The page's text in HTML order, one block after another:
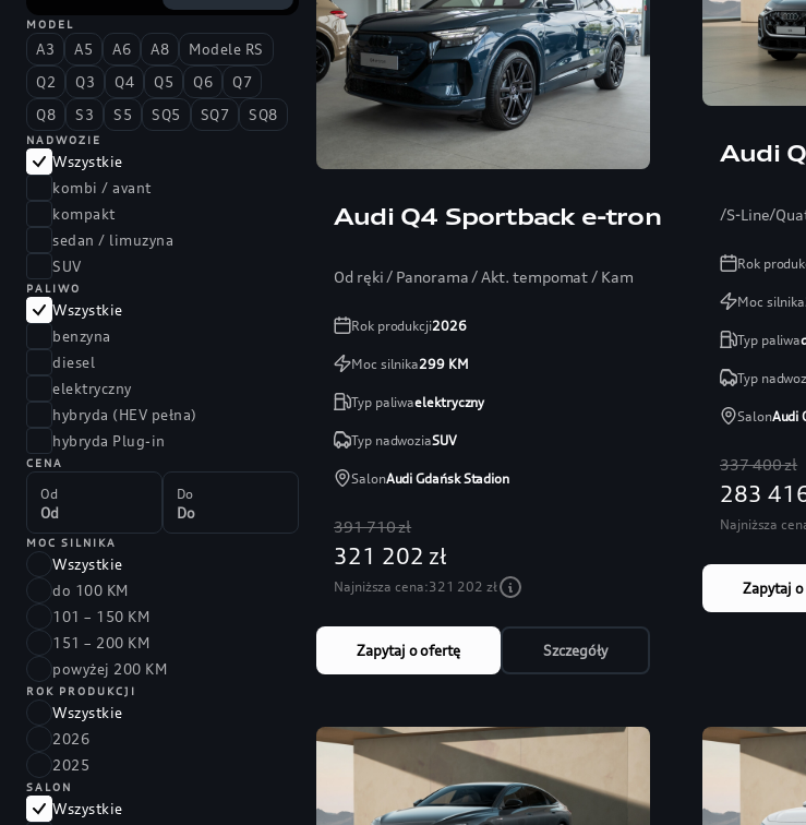
MODEL
A3 A5 A6 A8
Modele RS
Q2
Q3 Q4 Q5 Q6
Q7
Q8
S3 S5 SQ5 SQ7 SQ8
NADWOZIE
Wszystkie
kombi / avant
kompakt
sedan / limuzyna
SUV
PALIWO
Wszystkie
benzyna
diesel
elektryczny
hybryda (HEV pełna)
hybryda Plug-in
CENA
Od Do
MOC SILNIKA
Wszystkie
do 100 KM
101 – 150 KM
151 – 200 KM
powyżej 200 KM
ROK PRODUKCJI
Wszystkie
2026
2025
SALON
Wszystkie
Audi Q4 Sportback e-tron
Od ręki / Panorama / Akt. tempomat / Kamera 360 / Audio SONOS
Rok produkcji2026
Moc silnika299KM
Typ paliwaelektryczny
Typ nadwoziaSUV
SalonAudi Gdańsk Stadion
391 710 zł
321 202 zł
Najniższa cena:321 202 zł
Zapytaj o ofertę Szczegóły
Audi
/S-Line/
Rok
Moc silnika
Typ paliwa
Typ
SalonAudi
337 400 zł
283
Najniższa
Zapytaj